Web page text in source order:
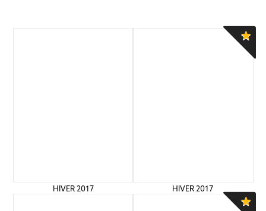
HIVER 2017 HIVER 2017